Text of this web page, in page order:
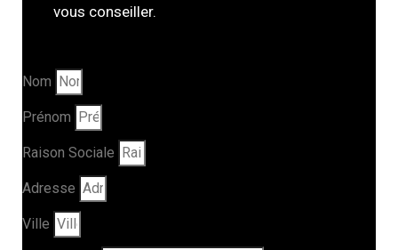
vous conseiller.
Nom
Prénom
Raison Sociale
Adresse
Ville